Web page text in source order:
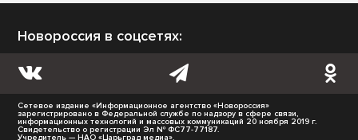
Новороссия в соцсетях:
Сетевое издание «Информационное агентство «Новороссия»
зарегистрировано в Федеральной службе по надзору в сфере связи,
информационных технологий и массовых коммуникаций 20 ноября 2019 г.
Свидетельство о регистрации Эл № ФС77-77187.
Учредитель — НАО «Царьград медиа».